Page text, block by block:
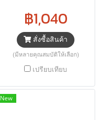
฿1,040
สั่งซื้อสินค้า
(มีหลายคุณสมบัติให้เลือก)
เปรียบเทียบ
New